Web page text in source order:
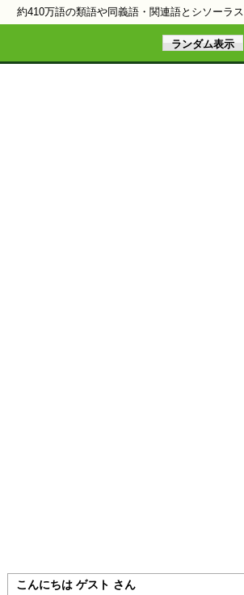
約410万語の類語や同義語・関連語とシソーラス
こんにちは ゲスト さん